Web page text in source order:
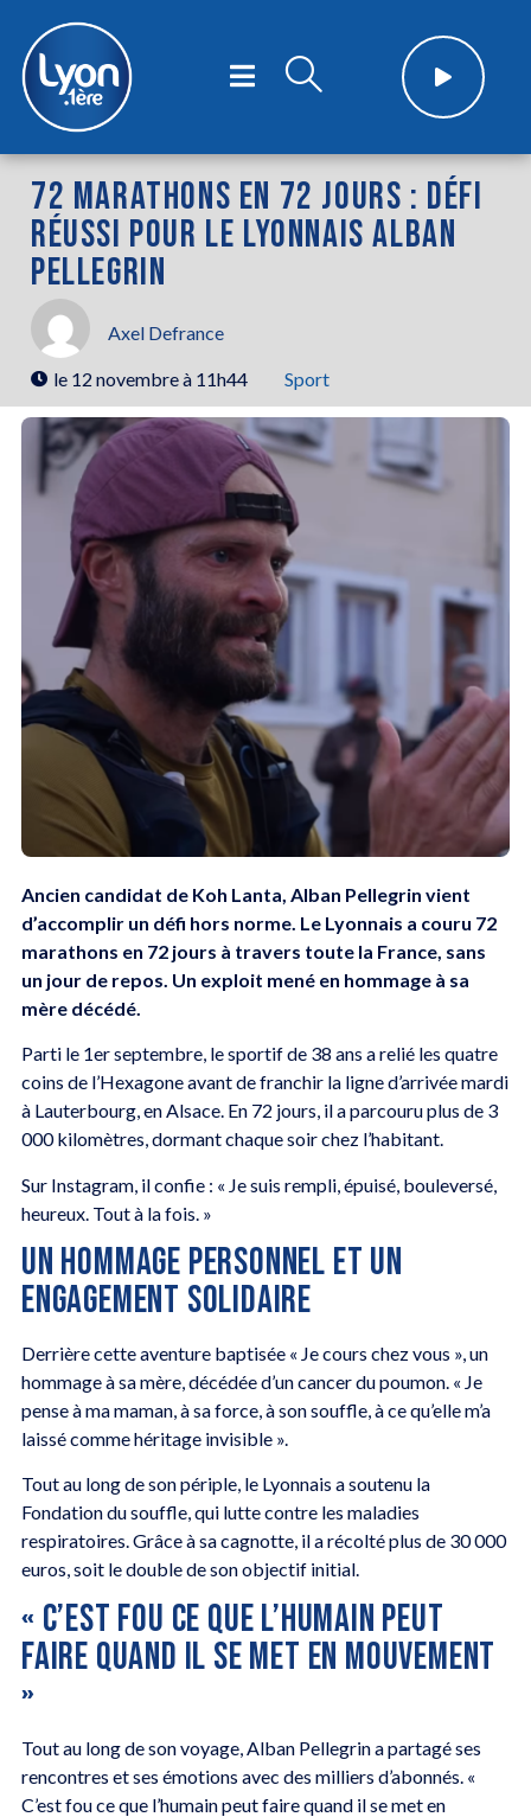
72 MARATHONS EN 72 JOURS : DÉFI
RÉUSSI POUR LE LYONNAIS ALBAN
PELLEGRIN
Axel Defrance
le 12 novembre à 11h44 Sport
Ancien candidat de Koh Lanta, Alban Pellegrin vient
d’accomplir un défi hors norme. Le Lyonnais a couru 72
marathons en 72 jours à travers toute la France, sans
un jour de repos. Un exploit mené en hommage à sa
mère décédé.
Parti le 1er septembre, le sportif de 38 ans a relié les quatre
coins de l’Hexagone avant de franchir la ligne d’arrivée mardi
à Lauterbourg, en Alsace. En 72 jours, il a parcouru plus de 3
000 kilomètres, dormant chaque soir chez l’habitant.
Sur Instagram, il confie : « Je suis rempli, épuisé, bouleversé,
heureux. Tout à la fois. »
UN HOMMAGE PERSONNEL ET UN
ENGAGEMENT SOLIDAIRE
Derrière cette aventure baptisée « Je cours chez vous », un
hommage à sa mère, décédée d’un cancer du poumon. « Je
pense à ma maman, à sa force, à son souffle, à ce qu’elle m’a
laissé comme héritage invisible ».
Tout au long de son périple, le Lyonnais a soutenu la
Fondation du souffle, qui lutte contre les maladies
respiratoires. Grâce à sa cagnotte, il a récolté plus de 30 000
euros, soit le double de son objectif initial.
« C’EST FOU CE QUE L’HUMAIN PEUT
FAIRE QUAND IL SE MET EN MOUVEMENT
»
Tout au long de son voyage, Alban Pellegrin a partagé ses
rencontres et ses émotions avec des milliers d’abonnés. «
C’est fou ce que l’humain peut faire quand il se met en